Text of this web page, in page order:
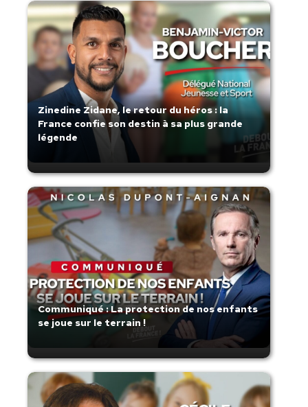
Zinedine Zidane, le retour du héros : la
France confie son destin à sa plus grande
légende
Communiqué : La protection de nos enfants
se joue sur le terrain !